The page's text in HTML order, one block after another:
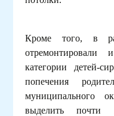
Кроме того, в
отремонтировали
категории детей-
попечения
муниципального
выделить